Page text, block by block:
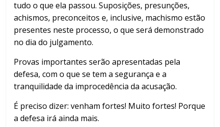
tudo o que ela passou. Suposições, presunções,
achismos, preconceitos e, inclusive, machismo estão
presentes neste processo, o que será demonstrado
no dia do julgamento.
Provas importantes serão apresentadas pela
defesa, com o que se tem a segurança e a
tranquilidade da improcedência da acusação.
É preciso dizer: venham fortes! Muito fortes! Porque
a defesa irá ainda mais.